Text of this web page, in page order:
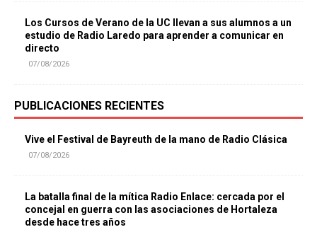
Los Cursos de Verano de la UC llevan a sus alumnos a un
estudio de Radio Laredo para aprender a comunicar en
directo
07/08/2026
PUBLICACIONES RECIENTES
Vive el Festival de Bayreuth de la mano de Radio Clásica
07/08/2026
La batalla final de la mítica Radio Enlace: cercada por el
concejal en guerra con las asociaciones de Hortaleza
desde hace tres años